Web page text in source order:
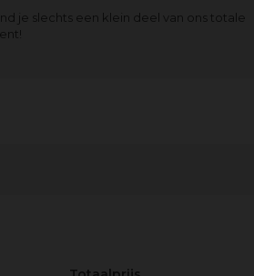
je slechts een klein deel van ons totale